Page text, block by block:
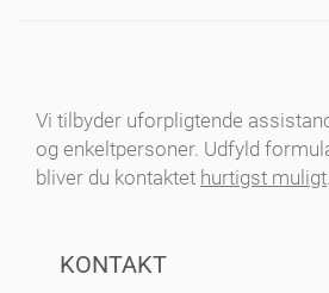
Vi tilbyder uforpligtende
og enkeltpersoner. Udfyld
bliver du kontaktet hurtigst muligt.
KONTAKT